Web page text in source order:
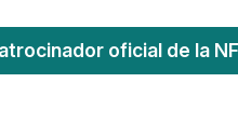
oficial de la